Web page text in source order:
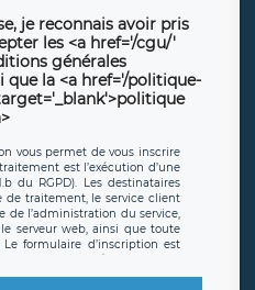
je reconnais avoir pris
les <a href='/cgu/'
générales
que la <a href='/politique-
vous permet de vous inscrire
est l’exécution d’une
du RGPD). Les destinataires
de traitement, le service client
de l’administration du service,
serveur web, ainsi que toute
formulaire d’inscription est
conformes au RGPD. Les